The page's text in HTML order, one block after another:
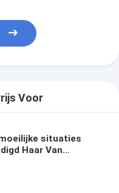
Voor
situaties
Haar Van